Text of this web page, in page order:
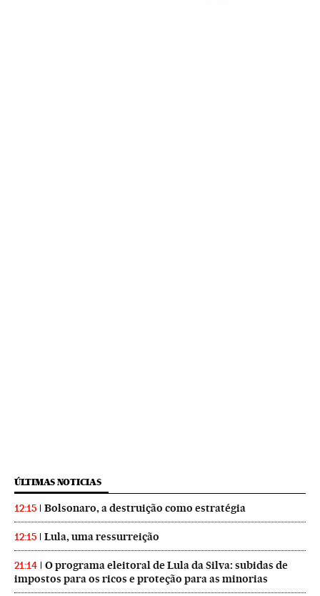
ÚLTIMAS NOTICIAS
12:15 Bolsonaro, a destruição como estratégia
12:15 Lula, uma ressurreição
21:14
O programa eleitoral de Lula da Silva: subidas de
impostos para os ricos e proteção para as minorias